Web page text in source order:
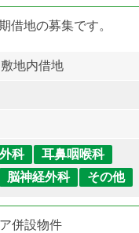
地の募集です。
地内借地
科
耳鼻咽喉科
脳神経外科 その他
併設物件